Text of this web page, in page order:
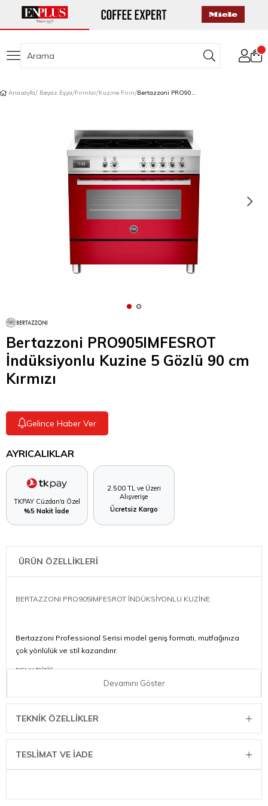
Anasayfa Beyaz Eşya Fırınlar Kuzine Fırın Bertazzoni PRO905IMFESROT İndüksiyonlu Kuzine 5 Gözlü 90 cm Kırmızı
Bertazzoni PRO905IMFESROT
İndüksiyonlu Kuzine 5 Gözlü 90 cm
Kırmızı
Gelince Haber Ver
AYRICALIKLAR
TKPAY Cüzdan'a Özel
%5 Nakit İade
2.500 TL ve Üzeri
Alışverişe
Ücretsiz Kargo
ÜRÜN ÖZELLİKLERİ
BERTAZZONI PRO905IMFESROT İNDÜKSİYONLU KUZİNE
Bertazzoni Professional Serisi model geniş formatı, mutfağınıza
çok yönlülük ve stil kazandırır.
RENK/BİTİŞ
Yükseklik 915 mm
Genişlik 895 mm
Devamını Göster
TEKNIK ÖZELLIKLER
TESLİMAT VE İADE